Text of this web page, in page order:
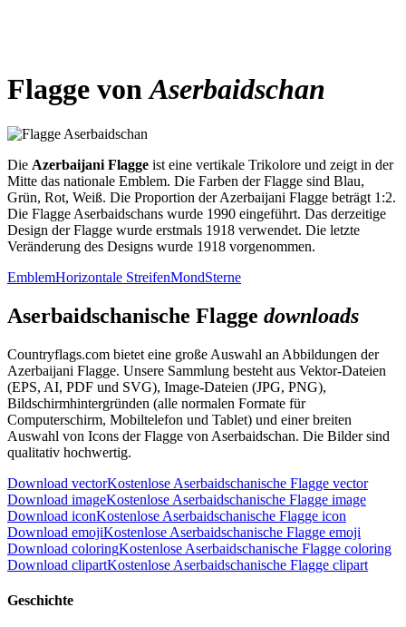
Flagge vonAserbaidschan
Die Azerbaijani Flagge ist eine vertikale Trikolore und zeigt in der
Mitte das nationale Emblem. Die Farben der Flagge sind Blau,
Grün, Rot, Weiß. Die Proportion der Azerbaijani Flagge beträgt 1:2.
Die Flagge Aserbaidschans wurde 1990 eingeführt. Das derzeitige
Design der Flagge wurde erstmals 1918 verwendet. Die letzte
Veränderung des Designs wurde 1918 vorgenommen.
EmblemHorizontale StreifenMondSterne
Aserbaidschanische Flagge downloads
Countryflags.com bietet eine große Auswahl an Abbildungen der
Azerbaijani Flagge. Unsere Sammlung besteht aus Vektor-Dateien
(EPS, AI, PDF und SVG), Image-Dateien (JPG, PNG),
Bildschirmhintergründen (alle normalen Formate für
Computerschirm, Mobiltelefon und Tablet) und einer breiten
Auswahl von Icons der Flagge von Aserbaidschan. Die Bilder sind
qualitativ hochwertig.
Download vectorKostenlose Aserbaidschanische Flagge vector
Download imageKostenlose Aserbaidschanische Flagge image
Download iconKostenlose Aserbaidschanische Flagge icon
Download emojiKostenlose Aserbaidschanische Flagge emoji
Download coloringKostenlose Aserbaidschanische Flagge coloring
Download clipartKostenlose Aserbaidschanische Flagge clipart
Geschichte